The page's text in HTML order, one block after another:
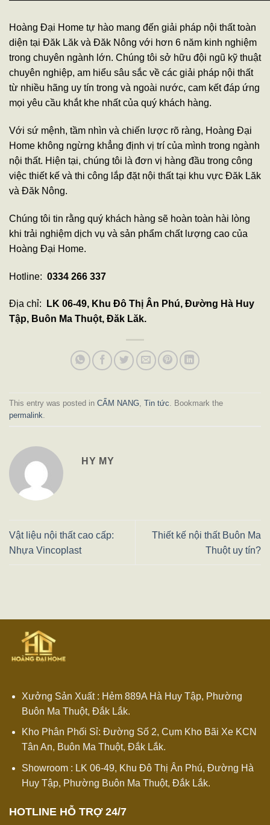
Hoàng Đại Home tự hào mang đến giải pháp nội thất toàn
diện tại Đăk Lăk và Đăk Nông với hơn 6 năm kinh nghiệm
trong chuyên ngành lớn. Chúng tôi sở hữu đội ngũ kỹ thuật
chuyên nghiệp, am hiểu sâu sắc về các giải pháp nội thất
từ nhiều hãng uy tín trong và ngoài nước, cam kết đáp ứng
mọi yêu cầu khắt khe nhất của quý khách hàng.
Với sứ mệnh, tầm nhìn và chiến lược rõ ràng, Hoàng Đại
Home không ngừng khẳng định vị trí của mình trong ngành
nội thất. Hiện tại, chúng tôi là đơn vị hàng đầu trong công
việc thiết kế và thi công lắp đặt nội thất tại khu vực Đăk Lăk
và Đăk Nông.
Chúng tôi tin rằng quý khách hàng sẽ hoàn toàn hài lòng
khi trải nghiệm dịch vụ và sản phẩm chất lượng cao của
Hoàng Đại Home.
Hotline: 0334 266 337
Địa chỉ:
LK 06-49, Khu Đô Thị Ân Phú, Đường Hà Huy
Tập, Buôn Ma Thuột, Đăk Lăk.
This entry was posted in CẨM NANG Tin tức . Bookmark the
permalink
HY MY
Vật liệu nội thất cao cấp:
Nhựa Vincoplast
Thiết kế nội thất Buôn Ma
Thuột uy tín?
Xưởng Sản Xuất : Hẻm 889A Hà Huy Tập, Phường
Buôn Ma Thuột, Đắk Lắk.
Kho Phân Phối Sỉ: Đường Số 2, Cụm Kho Bãi Xe KCN
Tân An, Buôn Ma Thuột, Đắk Lắk.
Showroom : LK 06-49, Khu Đô Thị Ân Phú, Đường Hà
Huy Tập, Phường Buôn Ma Thuột, Đắk Lắk.
HOTLINE HỖ TRỢ 24/7